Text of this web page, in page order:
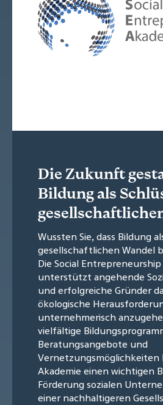
Die Zukunft
Bildung als
Wussten Sie, dass Bildung
gesellschaftlichen Wandel
Die Social
unterstützt angehende
und erfolgreiche Gründer
ökologische
unternehmerisch
vielfältige
Beratungsangebote und
Vernetzungsmöglichkeiten
Akademie einen wichtigen
Förderung sozialen
einer nachhaltigeren